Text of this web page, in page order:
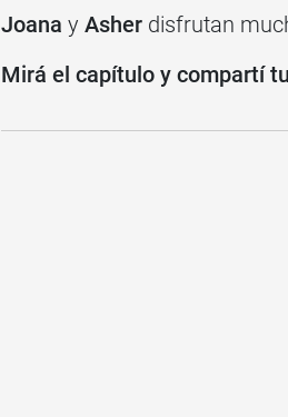
Joana y Asher disfrutan
Mirá el capítulo y compartí